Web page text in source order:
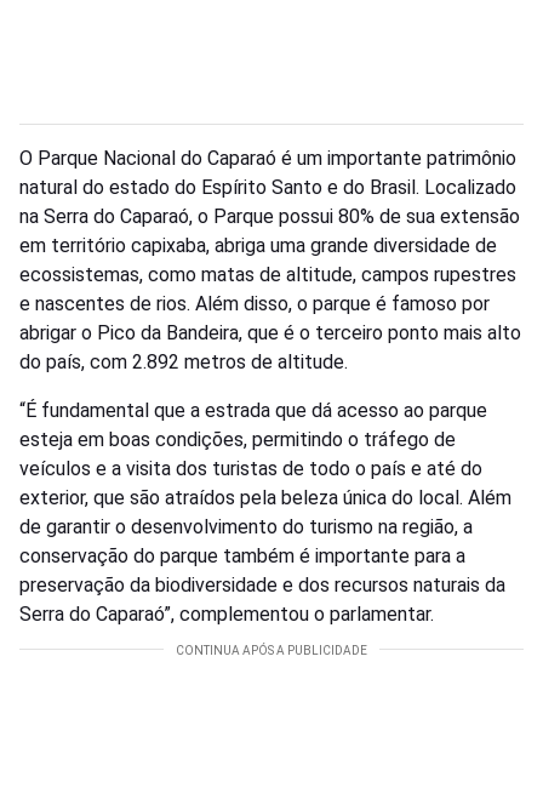
O Parque Nacional do Caparaó é um importante patrimônio
natural do estado do Espírito Santo e do Brasil. Localizado
na Serra do Caparaó, o Parque possui 80% de sua extensão
em território capixaba, abriga uma grande diversidade de
ecossistemas, como matas de altitude, campos rupestres
e nascentes de rios. Além disso, o parque é famoso por
abrigar o Pico da Bandeira, que é o terceiro ponto mais alto
do país, com 2.892 metros de altitude.
“É fundamental que a estrada que dá acesso ao parque
esteja em boas condições, permitindo o tráfego de
veículos e a visita dos turistas de todo o país e até do
exterior, que são atraídos pela beleza única do local. Além
de garantir o desenvolvimento do turismo na região, a
conservação do parque também é importante para a
preservação da biodiversidade e dos recursos naturais da
Serra do Caparaó”, complementou o parlamentar.